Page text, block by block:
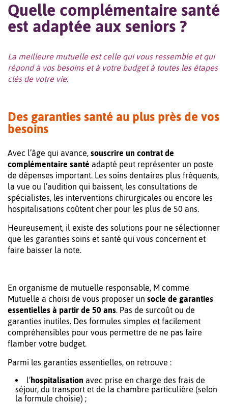
Quelle complémentaire santé
est adaptée aux seniors ?
La meilleure mutuelle est celle qui vous ressemble et qui
répond à vos besoins et à votre budget à toutes les étapes
clés de votre vie.
Des garanties santé au plus près de vos
besoins
Avec l’âge qui avance, souscrire un contrat de
complémentaire santé adapté peut représenter un poste
de dépenses important. Les soins dentaires plus fréquents,
la vue ou l’audition qui baissent, les consultations de
spécialistes, les interventions chirurgicales ou encore les
hospitalisations coûtent cher pour les plus de 50 ans.
Heureusement, il existe des solutions pour ne sélectionner
que les garanties soins et santé qui vous concernent et
faire baisser la note.
En organisme de mutuelle responsable, M comme
Mutuelle a choisi de vous proposer un socle de garanties
essentielles à partir de 50 ans. Pas de surcoût ou de
garanties inutiles. Des formules simples et facilement
compréhensibles pour vous permettre de ne pas faire
flamber votre budget.
Parmi les garanties essentielles, on retrouve :
l’hospitalisation avec prise en charge des frais de
séjour, du transport et de la chambre particulière (selon
la formule choisie) ;